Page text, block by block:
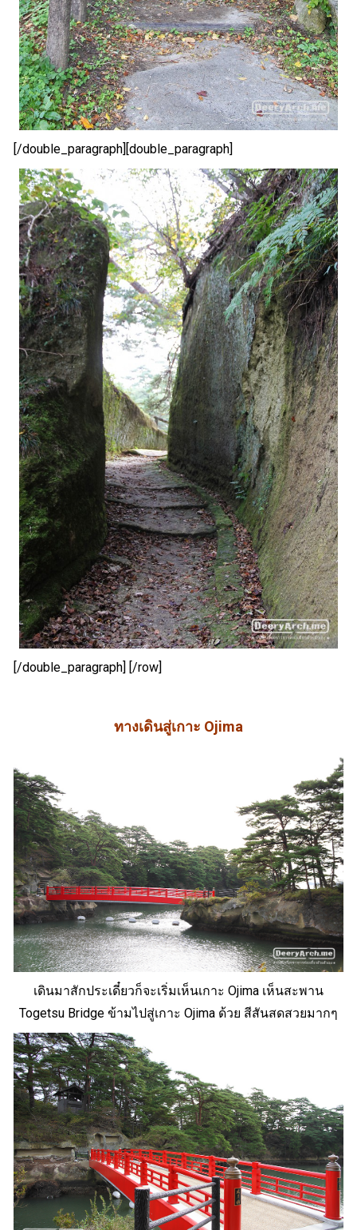
[/double_paragraph][double_paragraph]
[/double_paragraph] [/row]
ทางเดินสู่เกาะ Ojima
เดินมาสักประเดี๋ยวก็จะเริ่มเห็นเกาะ Ojima เห็นสะพาน
Togetsu Bridge ข้ามไปสู่เกาะ Ojima ด้วย สีสันสดสวยมากๆ